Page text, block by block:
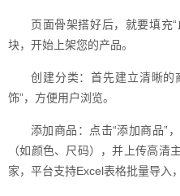
页面骨架搭好后，就要填充
块，开始上架您的产品。
创建分类：首先建立清晰的
饰”，方便用户浏览。
添加商品：点击“添加商品”
（如颜色、尺码），并上传高清
家，平台支持Excel表格批量导入